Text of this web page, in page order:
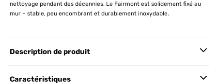
nettoyage pendant des décennies. Le Fairmont est solidement fixé au
mur – stable, peu encombrant et durablement inoxydable.
Description de produit
Caractéristiques